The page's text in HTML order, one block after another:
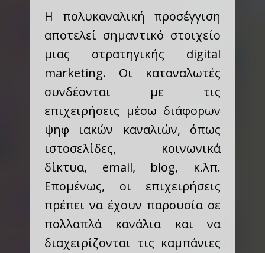
Η πολυκαναλική προσέγγιση
αποτελεί σημαντικό στοιχείο
μιας στρατηγικής digital
marketing. Οι καταναλωτές
συνδέονται με τις
επιχειρήσεις μέσω διάφορων
ψηφ ιακών καναλιών, όπως
ιστοσελίδες, κοινωνικά
δίκτυα, email, blog, κ.λπ.
Επομένως, οι επιχειρήσεις
πρέπει να έχουν παρουσία σε
πολλαπλά κανάλια και να
διαχειρίζονται τις καμπάνιες